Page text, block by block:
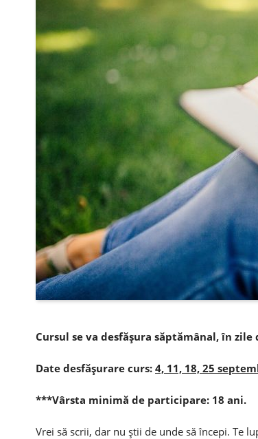
Cursul se va desfăşura săptămânal, în
Date desfăşurare curs: 4, 11, 18, 25
***Vârsta minimă de participare: 18 ani.
Vrei să scrii, dar nu ştii de unde să începi. Te